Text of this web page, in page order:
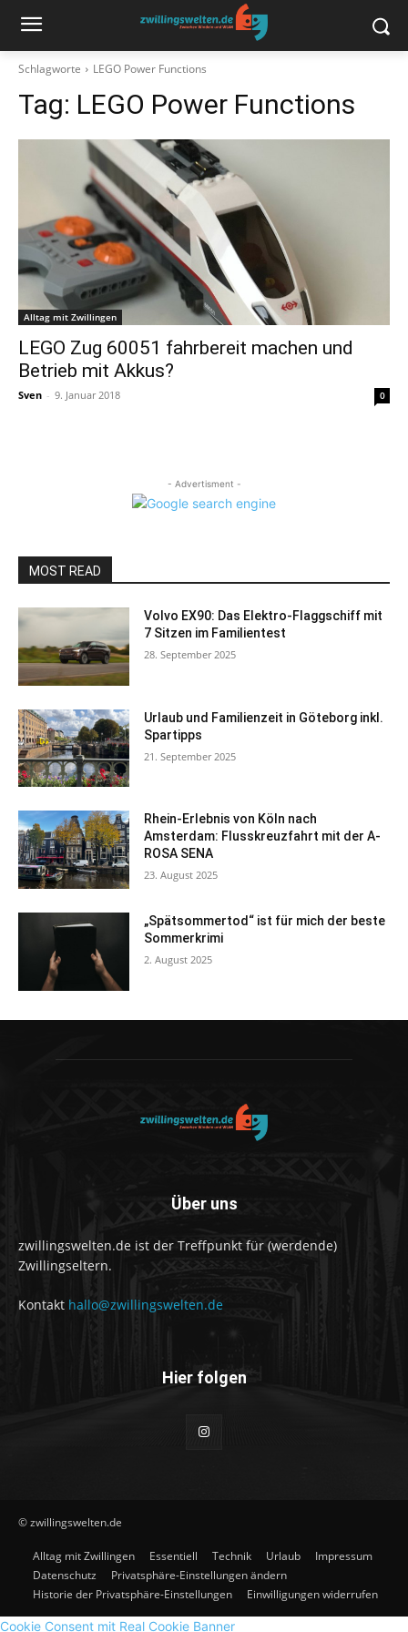
Schlagworte LEGO Power Functions
Tag: LEGO Power Functions
Alltag mit Zwillingen
LEGO Zug 60051 fahrbereit machen und
Betrieb mit Akkus?
Sven - 9. Januar 2018 0
- Advertisment -
MOST READ
Volvo EX90: Das Elektro-Flaggschiff mit
7 Sitzen im Familientest
28. September 2025
Urlaub und Familienzeit in Göteborg inkl.
Spartipps
21. September 2025
Rhein-Erlebnis von Köln nach
Amsterdam: Flusskreuzfahrt mit der A-
ROSA SENA
23. August 2025
„Spätsommertod“ ist für mich der beste
Sommerkrimi
2. August 2025
Über uns
zwillingswelten.de ist der Treffpunkt für (werdende)
Zwillingseltern.
Kontakt hallo@zwillingswelten.de
Hier folgen
© zwillingswelten.de
Alltag mit Zwillingen Essentiell Technik Urlaub
Impressum
Datenschutz
Privatsphäre-Einstellungen ändern
Historie der Privatsphäre-Einstellungen
Einwilligungen widerrufen
Cookie Consent mit Real Cookie Banner